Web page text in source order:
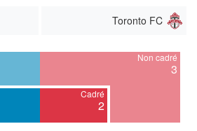
Toronto FC
Cadré
2
Non cadré
3